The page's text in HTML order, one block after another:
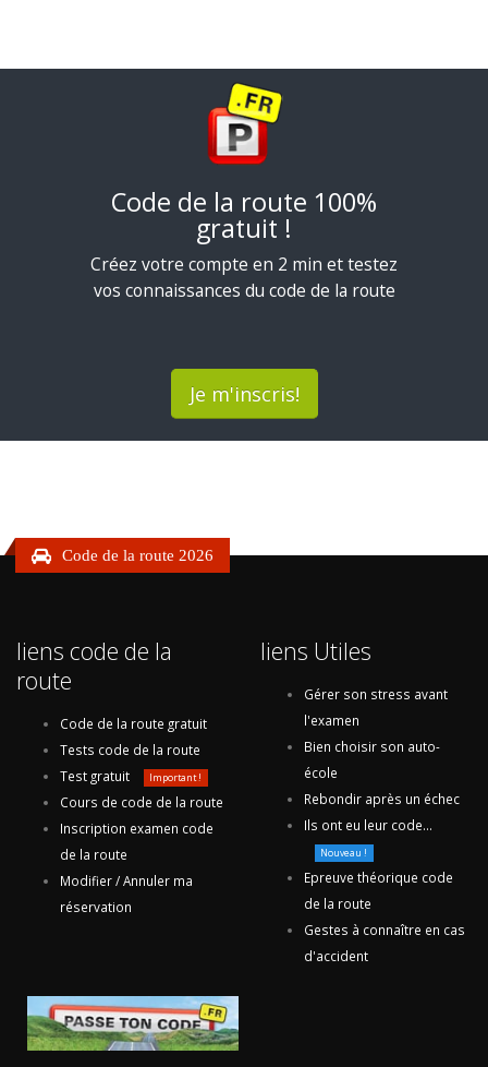
Code de la route 100%
gratuit !
Créez votre compte en 2 min et testez
vos connaissances du code de la route
Je m'inscris!
Code de la route 2026
liens code de la
route
Code de la route gratuit
Tests code de la route
Test gratuit
Important !
Cours de code de la route
Inscription examen code
de la route
Modifier / Annuler ma
réservation
liens Utiles
Gérer son stress avant
l'examen
Bien choisir son auto-
école
Rebondir après un échec
Ils ont eu leur code...
Nouveau !
Epreuve théorique code
de la route
Gestes à connaître en cas
d'accident